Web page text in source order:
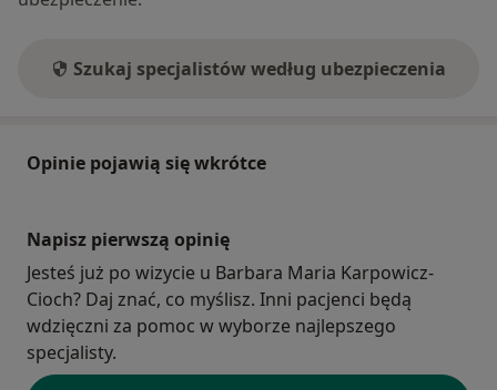
Szukaj specjalistów według ubezpieczenia
Opinie pojawią się wkrótce
Napisz pierwszą opinię
Jesteś już po wizycie u Barbara Maria Karpowicz-
Cioch? Daj znać, co myślisz. Inni pacjenci będą
wdzięczni za pomoc w wyborze najlepszego
specjalisty.